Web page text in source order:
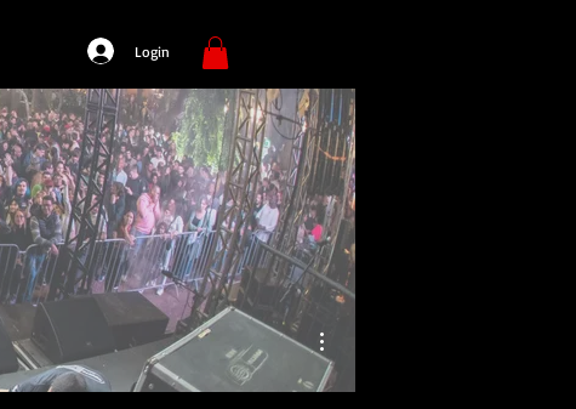
Login